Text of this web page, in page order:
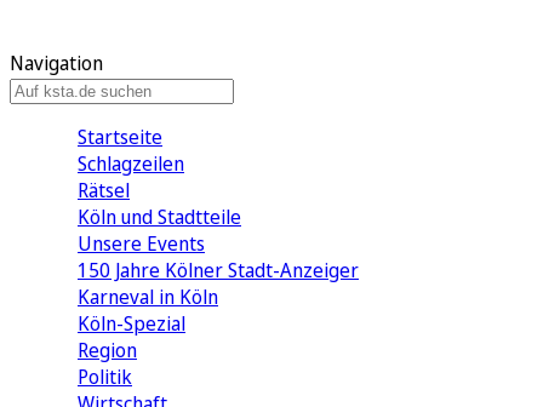
Navigation
Startseite
Schlagzeilen
Rätsel
Köln und Stadtteile
Unsere Events
150 Jahre Kölner Stadt-Anzeiger
Karneval in Köln
Köln-Spezial
Region
Politik